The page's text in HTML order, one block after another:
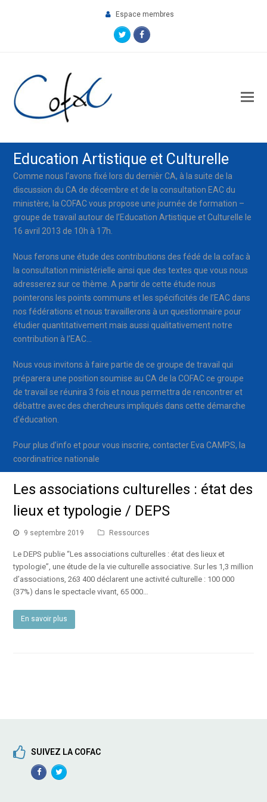
Espace membres
TwitterFacebook
Education Artistique et Culturelle
Comme nous l’avons fixé lors du dernièr CA, à la suite de la
discussion du CA de décembre et de la consultation EAC du
ministère, la COFAC vous propose une journée de formation –
groupe de travail autour de l’Education Artistique et Culturelle le
16 avril 2013 de 10h à 17h.
Nous ferons une étude des contributions des fédé de la cofac à
la consultation ministérielle ainsi que des textes que vous nous
adresserez sur ce thème. A partir de cette étude nous
pointerons les points communs et les spécificités de l’EAC dans
nos fédérations et nous travaillerons à un questionnaire pour
étudier quantitativement mais aussi qualitativement notre
contribution à l’EAC…
Nous vous invitons à faire partie de ce groupe de travail qui
préparera une position soumise au CA de la COFAC ce groupe
de travail se réunira 3 fois et nous permettra de rencontrer et
débattre avec des chercheurs impliqués dans cette démarche
d’éducation.
Pour plus d’info et pour vous inscrire, contacter Eva CAMPS, la
coordinatrice nationale
Les associations culturelles : état des
lieux et typologie / DEPS
9 septembre 2019 Ressources
Le DEPS publie “Les associations culturelles : état des lieux et
typologie”, une étude de la vie culturelle associative. Sur les 1,3 million
d’associations, 263 400 déclarent une activité culturelle : 100 000
(37%) dans le spectacle vivant, 65 000…
En savoir plus
SUIVEZ LA COFAC
FacebookTwitterProfile